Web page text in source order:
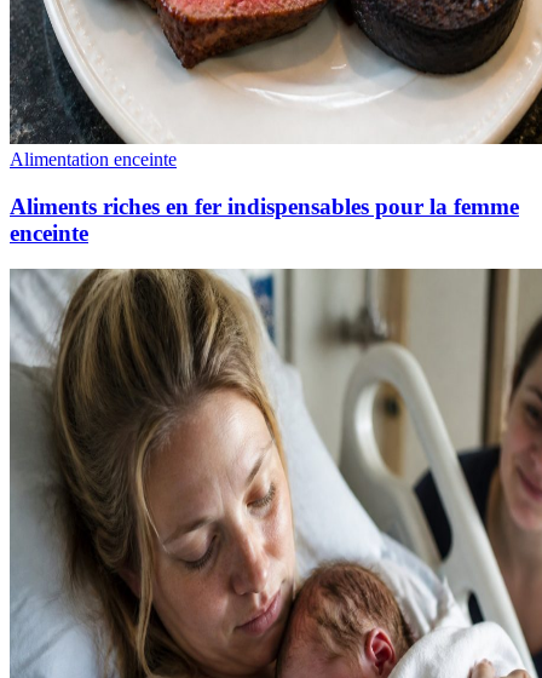
Alimentation enceinte
Aliments riches en fer indispensables pour la femme
enceinte